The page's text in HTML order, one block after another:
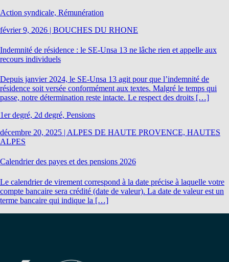
Action syndicale, Rémunération
février 9, 2026 | BOUCHES DU RHONE
Indemnité de résidence : le SE-Unsa 13 ne lâche rien et appelle aux
recours individuels
Depuis janvier 2024, le SE-Unsa 13 agit pour que l’indemnité de
résidence soit versée conformément aux textes. Malgré le temps qui
passe, notre détermination reste intacte. Le respect des droits […]
1er degré, 2d degré, Pensions
décembre 20, 2025 | ALPES DE HAUTE PROVENCE, HAUTES
ALPES
Calendrier des payes et des pensions 2026
Le calendrier de virement correspond à la date précise à laquelle votre
compte bancaire sera crédité (date de valeur). La date de valeur est un
terme bancaire qui indique la […]